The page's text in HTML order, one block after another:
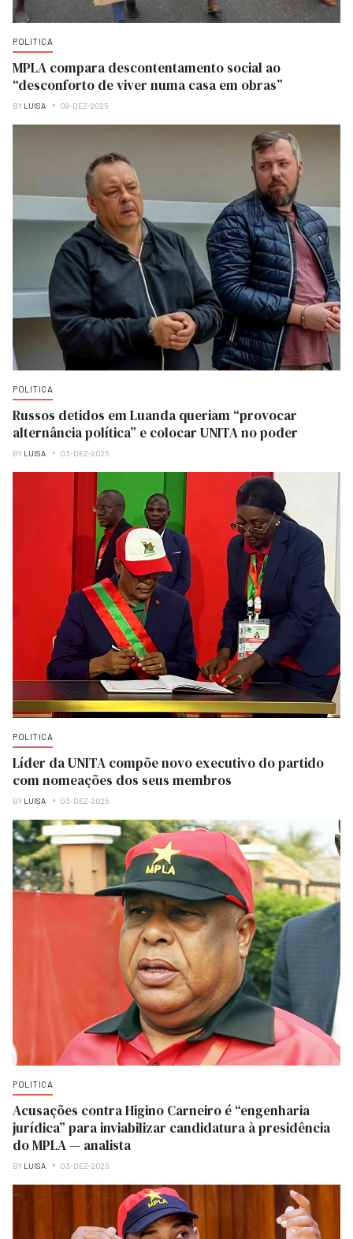
POLITICA
MPLA compara descontentamento social ao
“desconforto de viver numa casa em obras”
BY LUISA 08-DEZ-2025
POLITICA
Russos detidos em Luanda queriam “provocar
alternância política” e colocar UNITA no poder
BY LUISA 03-DEZ-2025
POLITICA
Líder da UNITA compõe novo executivo do partido
com nomeações dos seus membros
BY LUISA 03-DEZ-2025
POLITICA
Acusações contra Higino Carneiro é “engenharia
jurídica” para inviabilizar candidatura à presidência
do MPLA — analista
BY LUISA 03-DEZ-2025